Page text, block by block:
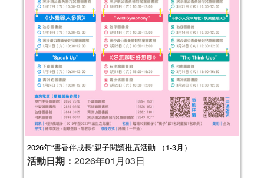
2026年“書香伴成長”親子閱讀推廣活動 （1-3月）
活動日期： 2026年01月03日
2024年“書香伴成長”親子閲讀推廣活動
（4-6月）
活動日期：2024年04月06日
報名結束